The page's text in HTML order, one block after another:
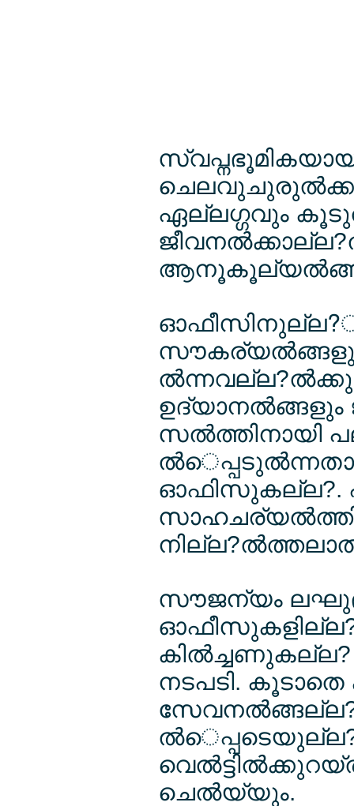
ഏല്ലഗ്ഗവും
സൗകര്യല്‍ങ്ങളും
ഉദ്യാനല്‍ങ്ങളും
സല്‍ത്തിനായി
ഓഫിസുകല്ല?.
സൗജന്യം
ഓഫീസുകളില്ല?
കില്‍ച്ചണുകല്ല?
നടപടി.
ചെല്‍യ്യും.